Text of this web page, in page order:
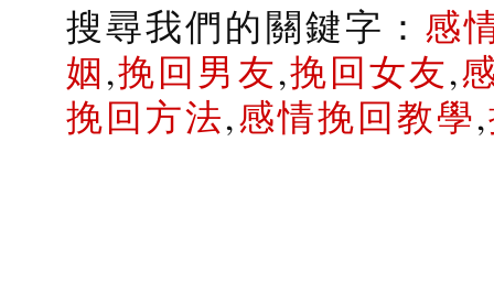
搜尋我們的關鍵字： 感
姻,挽回男友,挽回女友,
挽回方法,感情挽回教學,